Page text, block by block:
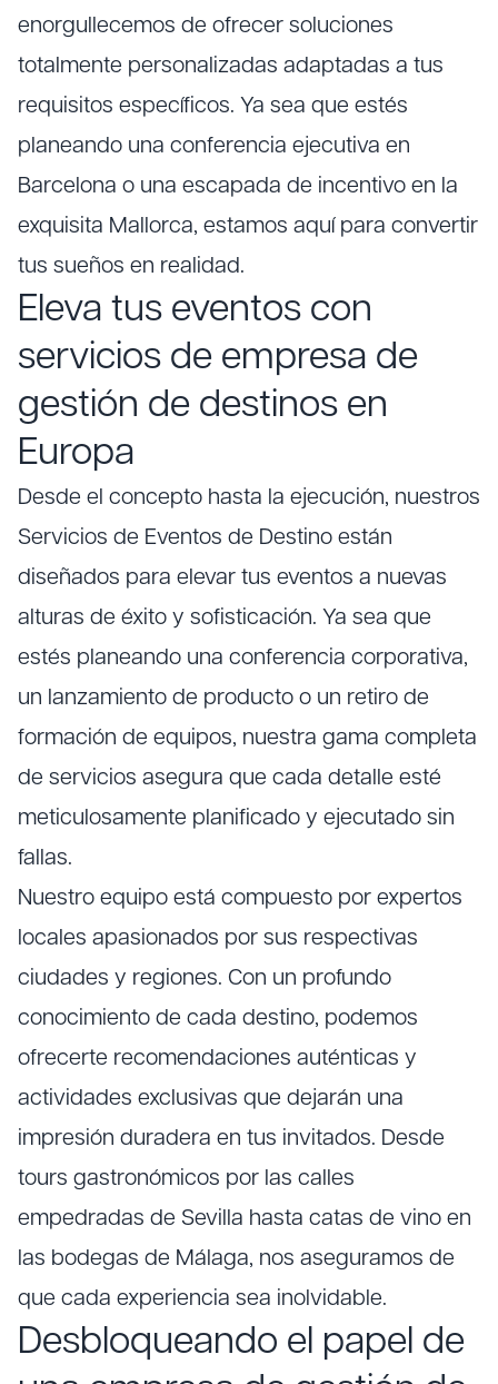
enorgullecemos de ofrecer soluciones
totalmente personalizadas adaptadas a tus
requisitos específicos. Ya sea que estés
planeando una conferencia ejecutiva en
Barcelona o una escapada de incentivo en la
exquisita Mallorca, estamos aquí para convertir
tus sueños en realidad.
Eleva tus eventos con
servicios de empresa de
gestión de destinos en
Europa
Desde el concepto hasta la ejecución, nuestros
Servicios de Eventos de Destino están
diseñados para elevar tus eventos a nuevas
alturas de éxito y sofisticación. Ya sea que
estés planeando una conferencia corporativa,
un lanzamiento de producto o un retiro de
formación de equipos, nuestra gama completa
de servicios asegura que cada detalle esté
meticulosamente planificado y ejecutado sin
fallas.
Nuestro equipo está compuesto por expertos
locales apasionados por sus respectivas
ciudades y regiones. Con un profundo
conocimiento de cada destino, podemos
ofrecerte recomendaciones auténticas y
actividades exclusivas que dejarán una
impresión duradera en tus invitados. Desde
tours gastronómicos por las calles
empedradas de Sevilla hasta catas de vino en
las bodegas de Málaga, nos aseguramos de
que cada experiencia sea inolvidable.
Desbloqueando el papel de